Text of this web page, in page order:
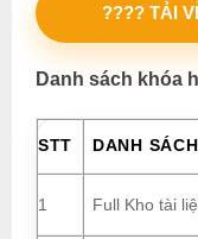
???? TẢI
Danh sách khóa
STT DANH
1 Full Kho tài